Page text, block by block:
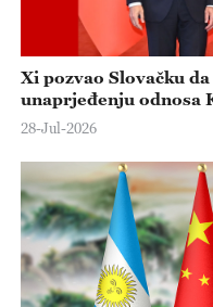
Xi pozvao Slovačku
unaprjeđenju odnosa
28-Jul-2026